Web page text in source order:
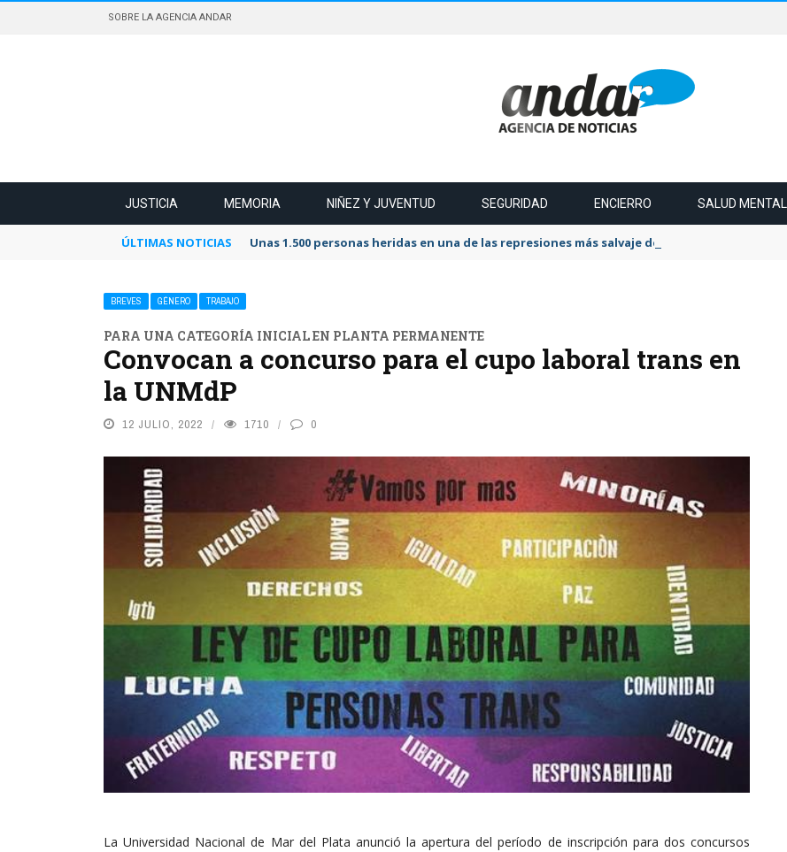
SOBRE LA AGENCIA ANDAR
JUSTICIA MEMORIA NIÑEZ Y JUVENTUD SEGURIDAD ENCIERRO SALUD MENTAL
ÚLTIMAS NOTICIAS Unas 1.500 personas heridas en una de las represiones más salvaje del último tiempo
BREVES GÉNERO TRABAJO
PARA UNA CATEGORÍA INICIAL EN PLANTA PERMANENTE
Convocan a concurso para el cupo laboral trans en
la UNMdP
12 JULIO, 2022 1710 0
La Universidad Nacional de Mar del Plata anunció la apertura del período de inscripción para dos concursos
MEMORIA
DÉCIMA CONFERENCIA
MEMORIA Y DEMOCRACIA: SE
DESARROLLA LA CONFERENCIA
ANUAL ...
Entre el 28 de julio y el 1 de agosto de 2026 en la
Universidad Torcuato Di Tella se desarrolla el
10º Congreso Anual de la Memory Studies
Association que ...